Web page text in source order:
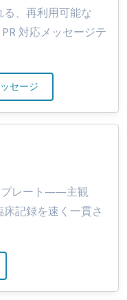
、再利用可能な
対応メッセージテ
セージ
プレート――主観
記録を速く一貫さ